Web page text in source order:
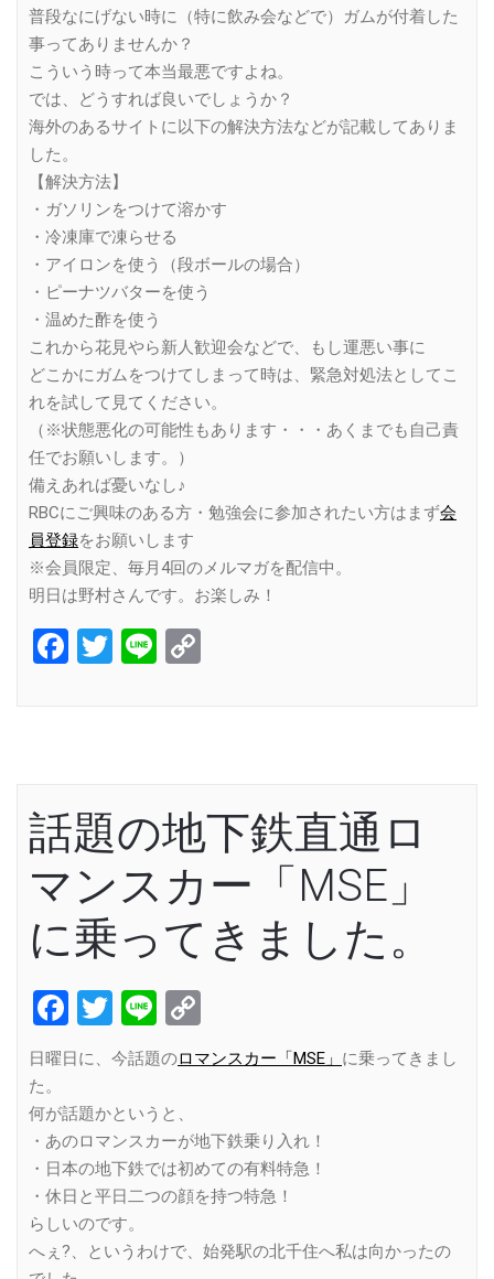
普段なにげない時に（特に飲み会などで）ガムが付着した
事ってありませんか？
こういう時って本当最悪ですよね。
では、どうすれば良いでしょうか？
海外のあるサイトに以下の解決方法などが記載してありま
した。
【解決方法】
・ガソリンをつけて溶かす
・冷凍庫で凍らせる
・アイロンを使う（段ボールの場合）
・ピーナツバターを使う
・温めた酢を使う
これから花見やら新人歓迎会などで、もし運悪い事に
どこかにガムをつけてしまって時は、緊急対処法としてこ
れを試して見てください。
（※状態悪化の可能性もあります・・・あくまでも自己責
任でお願いします。）
備えあれば憂いなし♪
RBCにご興味のある方・勉強会に参加されたい方はまず会
員登録をお願いします
※会員限定、毎月4回のメルマガを配信中。
明日は野村さんです。お楽しみ！
Facebook
Twitter
Line
話題の地下鉄直通ロ
マンスカー「MSE」
に乗ってきました。
Facebook
Twitter
Line
Link
日曜日に、今話題のロマンスカー「MSE」 に乗ってきまし
た。
何が話題かというと、
・あのロマンスカーが地下鉄乗り入れ！
・日本の地下鉄では初めての有料特急！
・休日と平日二つの顔を持つ特急！
らしいのです。
へぇ?、というわけで、始発駅の北千住へ私は向かったの